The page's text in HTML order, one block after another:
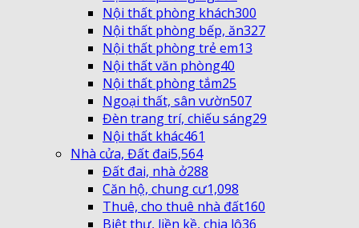
Nội thất phòng khách300
Nội thất phòng bếp, ăn327
Nội thất phòng trẻ em13
Nội thất văn phòng40
Nội thất phòng tắm25
Ngoại thất, sân vườn507
Đèn trang trí, chiếu sáng29
Nội thất khác461
Nhà cửa, Đất đai5,564
Đất đai, nhà ở288
Căn hộ, chung cư1,098
Thuê, cho thuê nhà đất160
Biệt thự, liền kề, chia lô36